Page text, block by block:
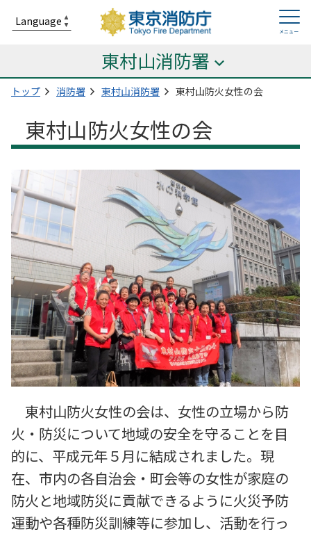
東村山消防署
トップ 消防署 東村山消防署 東村山防火女性の会
東村山防火女性の会
東村山防火女性の会は、女性の立場から防
火・防災について地域の安全を守ることを目
的に、平成元年５月に結成されました。現
在、市内の各自治会・町会等の女性が家庭の
防火と地域防災に貢献できるように火災予防
運動や各種防災訓練等に参加し、活動を行っ